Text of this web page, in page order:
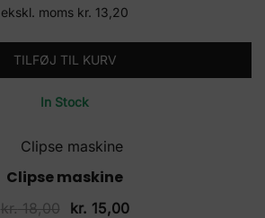
oprindelige
var:
kr. 19,80.kr. 16,50.
ekskl. moms kr. 13,20
TILFØJ TIL KURV
In Stock
Clipse maskine
kr.18,00
Den
kr. 15,00Den